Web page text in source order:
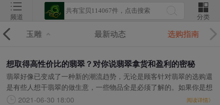
频道 分类
玉雕 最新动态 选购指南
想取得高性价比的翡翠？对你说翡翠拿货和盈利的密秘
翡翠好像已变成了一种新的潮流趋势，无论是顾客针对翡翠的选购還
是有些人想干翡翠的做生意，一些物品全是必须了解的。如果你是想
要开个翡翠店面得话，也是必须知道，今日就给大伙说些有关翡翠领
2021-06-30 18:00 阅读详情》